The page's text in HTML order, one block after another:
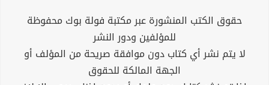
حقوق الكتب المنشورة عبر مكتبة فولة بوك محفوظة
للمؤلفين ودور النشر
لا يتم نشر أي كتاب دون موافقة صريحة من المؤلف أو
الجهة المالكة للحقوق